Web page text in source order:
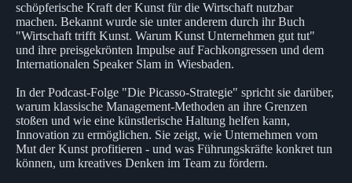
schöpferische Kraft der Kunst für die Wirtschaft nutzbar
machen. Bekannt wurde sie unter anderem durch ihr Buch
"Wirtschaft trifft Kunst. Warum Kunst Unternehmen gut tut"
und ihre preisgekrönten Impulse auf Fachkongressen und dem
Internationalen Speaker Slam in Wiesbaden.
In der Podcast-Folge "Die Picasso-Strategie" spricht sie darüber,
warum klassische Management-Methoden an ihre Grenzen
stoßen und wie eine künstlerische Haltung helfen kann,
Innovation zu ermöglichen. Sie zeigt, wie Unternehmen vom
Mut der Kunst profitieren - und was Führungskräfte konkret tun
können, um kreatives Denken im Team zu fördern.